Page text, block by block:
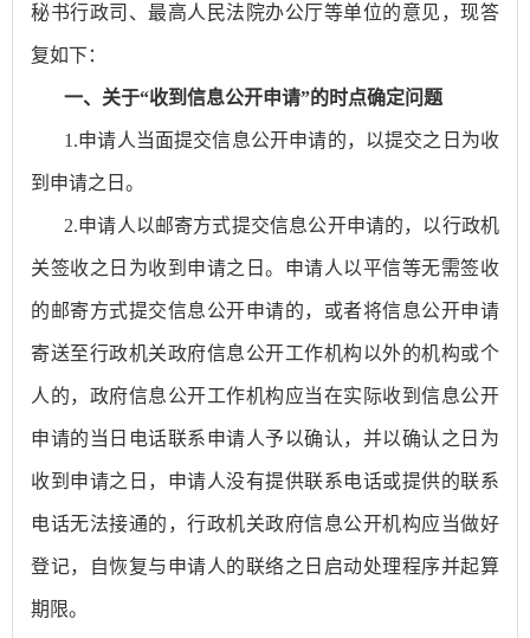
秘书行政司、最高人民法院办公厅等单位的意见，现答
复如下：
一、关于“收到信息公开申请”的时点确定问题
1.申请人当面提交信息公开申请的，以提交之日为收
到申请之日。
2.申请人以邮寄方式提交信息公开申请的，以行政机
关签收之日为收到申请之日。申请人以平信等无需签收
的邮寄方式提交信息公开申请的，或者将信息公开申请
寄送至行政机关政府信息公开工作机构以外的机构或个
人的，政府信息公开工作机构应当在实际收到信息公开
申请的当日电话联系申请人予以确认，并以确认之日为
收到申请之日，申请人没有提供联系电话或提供的联系
电话无法接通的，行政机关政府信息公开机构应当做好
登记，自恢复与申请人的联络之日启动处理程序并起算
期限。